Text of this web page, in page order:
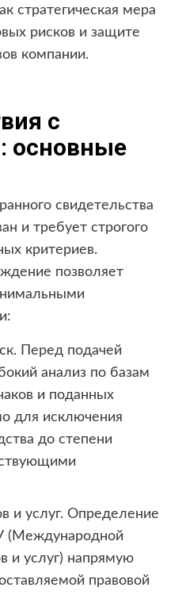
стратегическая мера
рисков и защите
компании.
с
основные
свидетельства
и требует строгого
критериев.
позволяет
Перед подачей
анализ по базам
и поданных
для исключения
до степени
и услуг. Определение
(Международной
и услуг) напрямую
правовой